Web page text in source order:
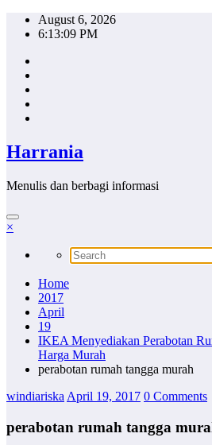
Skip
August 6, 2026
6:13:09 PM
Harrania
Menulis dan berbagi informasi
×
Home
2017
April
19
IKEA Menyediakan Perabotan
Harga Murah
perabotan rumah tangga murah
windiariska April 19, 2017 0 Comments
perabotan rumah tangga